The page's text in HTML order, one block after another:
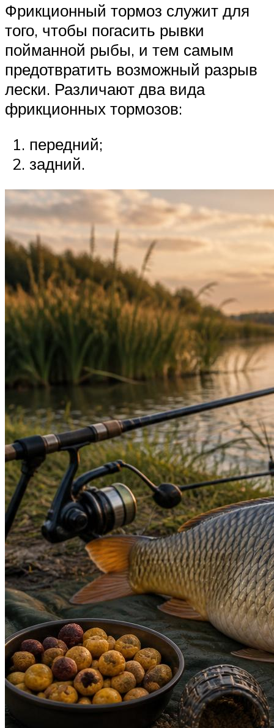
Фрикционный тормоз служит для
того, чтобы погасить рывки
пойманной рыбы, и тем самым
предотвратить возможный разрыв
лески. Различают два вида
фрикционных тормозов:
передний;
задний.